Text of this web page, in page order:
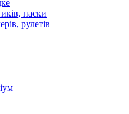
паски
рулетів